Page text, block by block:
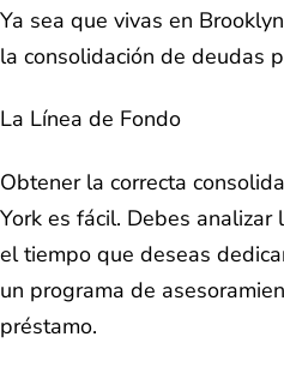
Ya sea que vivas en
la consolidación de deudas
La Línea de Fondo
Obtener la correcta
York es fácil. Debes
el tiempo que deseas
un programa de
préstamo.